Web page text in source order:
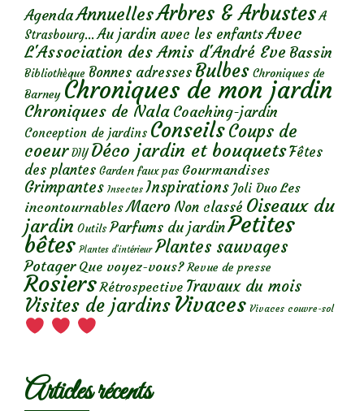
AgendaAnnuellesArbres & Arbustes A
Strasbourg... Au jardin avec les enfantsAvec
L'Association des Amis d'André Eve Bassin
Bibliothèque Bonnes adresses Bulbes Chroniques de
Barney Chroniques de mon jardin
Chroniques de Nala Coaching-jardin
Conception de jardins ConseilsCoups de
coeur DIY Déco jardin et bouquetsFêtes
des plantes Garden faux pas Gourmandises
Grimpantes Insectes Inspirations Joli Duo Les
incontournables Macro Non classé Oiseaux du
jardin Outils Parfums du jardinPetites
bêtes Plantes d’intérieur Plantes sauvages
Potager Que voyez-vous? Revue de presse
Rosiers Rétrospective Travaux du mois
Visites de jardins Vivaces Vivaces couvre-sol
Articles récents